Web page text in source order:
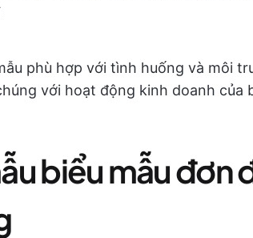
phù hợp với tình huống và môi
với hoạt động kinh doanh của
biểu mẫu đơn